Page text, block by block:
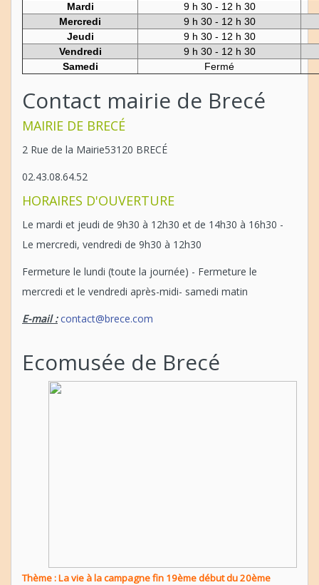
Mardi
9 h 30 - 12 h 30
Mercredi
9 h 30 - 12 h 30
Jeudi
9 h 30 - 12 h 30
Vendredi
9 h 30 - 12 h 30
Samedi
Fermé
Contact mairie de Brecé
MAIRIE DE BRECÉ
2 Rue de la Mairie53120 BRECÉ
02.43.08.64.52
HORAIRES D'OUVERTURE
Le mardi et jeudi de 9h30 à 12h30 et de 14h30 à 16h30 -
Le mercredi, vendredi de 9h30 à 12h30
Fermeture le lundi (toute la journée) - Fermeture le
mercredi et le vendredi après-midi- samedi matin
E-mail : contact@brece.com
Ecomusée de Brecé
Thème : La vie à la campagne fin 19ème début du 20ème